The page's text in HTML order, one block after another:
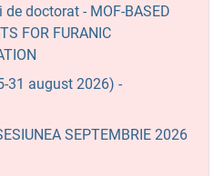
doctorat - MOF-BASED
FOR FURANIC
31 august 2026) -
SEPTEMBRIE 2026